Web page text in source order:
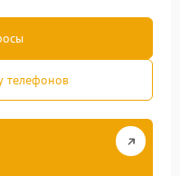
телефонов